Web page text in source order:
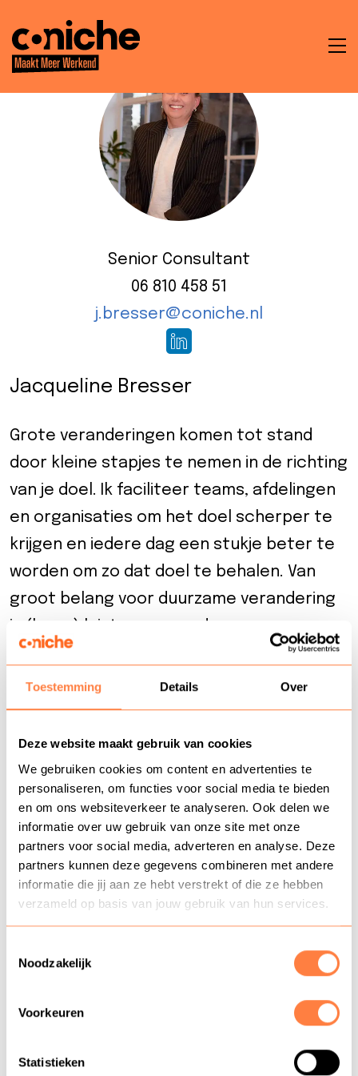
Toestemming Details Over
Deze website maakt gebruik van cookies
We gebruiken cookies om content en advertenties te
personaliseren, om functies voor social media te bieden
en om ons websiteverkeer te analyseren. Ook delen we
informatie over uw gebruik van onze site met onze
partners voor social media, adverteren en analyse. Deze
partners kunnen deze gegevens combineren met andere
informatie die jij aan ze hebt verstrekt of die ze hebben
verzameld op basis van jouw gebruik van hun services.
Noodzakelijk
Voorkeuren
Statistieken
Contact
Senior Consultant
06 810 458 51
j.bresser@coniche.nl
Jacqueline Bresser
Grote veranderingen komen tot stand
door kleine stapjes te nemen in de richting
van je doel. Ik faciliteer teams, afdelingen
en organisaties om het doel scherper te
krijgen en iedere dag een stukje beter te
worden om zo dat doel te behalen. Van
groot belang voor duurzame verandering
is (leren) luisteren naar de wensen en
behoeften van alle betrokkenen en dat
omzetten in concrete verbeteringen.
Waar ligt precies jouw behoefte en hoe
kan ik onze dienstverlening daarbij aan
laten sluiten? Samen kijken naar wat voor
jou werkt, daarin ligt mijn kracht.
In mijn communicatie ben ik duidelijk en
positief met oprechte aandacht en
ruimte voor humor. Het in kaart brengen
en samenbrengen van verschillende
graag aanga.
Samen met mijn gezin woon ik in Tjalleberd.
Een klein dorp vlakbij Heerenveen. Ik hou
van de goede dingen van het leven: koken